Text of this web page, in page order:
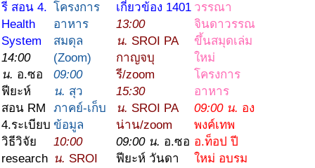
รี สอน 4.
Health
System
14:00
น. อ.ซอ
ฟียะห์
สอน RM
4.ระเบียบ
วิธีวิจัย
research
โครงการ
อาหาร
สมดุล
(Zoom)
09:00
น. สุว
ภาคย์-เก็บ
ข้อมูล
10:00
น. SROI
เกี่ยวข้อง 1401
13:00
น. SROI PA
กาญจบุ
รี/zoom
15:30
น. SROI PA
น่าน/zoom
09:00 น. อ.ซอ
ฟียะห์ วันดา
วรรณา
จินดาวรรณ
ขึ้นสมุดเล่ม
ใหม่
โครงการ
อาหาร
09:00 น. อง
พงค์เทพ
อ.ท็อป ปี
ใหม่ อบรม